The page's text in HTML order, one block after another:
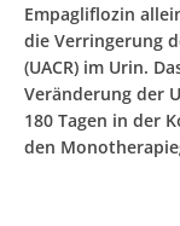
Empagliflozin
die Verringerung
(UACR) im Urin.
Veränderung der
180 Tagen in der
den